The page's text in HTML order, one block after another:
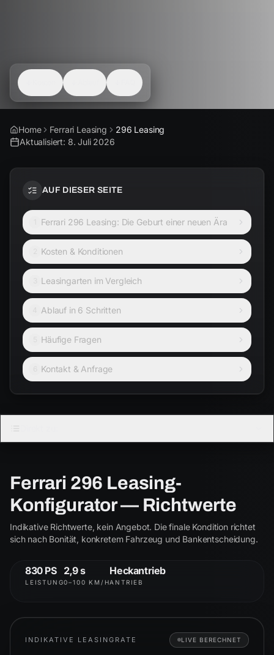
Home Ferrari Leasing
296 Leasing
Aktualisiert: 8. Juli 2026
AUF DIESER SEITE
Ferrari 296 Leasing: Die Geburt einer neuen Ära
Kosten & Konditionen
Leasingarten im Vergleich
Ablauf in 6 Schritten
Häufige Fragen
Kontakt & Anfrage
Ferrari 296 Leasing-
Konfigurator — Richtwerte
Indikative Richtwerte, kein Angebot. Die finale Kondition richtet
sich nach Bonität, konkretem Fahrzeug und Bankentscheidung.
296
296
3.0 V6 · Plug-in-Hybrid
Coupé Cabrio
296
ab € 2.800
830 PS
LEISTUNG
2,9 s
0–100 KM/H
Heckantrieb
ANTRIEB
INDIKATIVE LEASINGRATE LIVE BERECHNET